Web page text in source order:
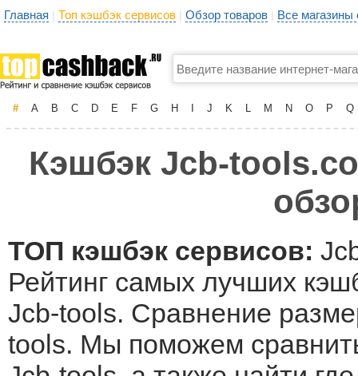
Главная | Топ кэшбэк сервисов | Обзор товаров | Все
# A B C D E F G H J K L M N O P Q
Кэшбэк Jcb-
ТОП кэшбэк сервисов:
Рейтинг самых лучших
Jcb-tools. Сравнение
tools. Мы поможем